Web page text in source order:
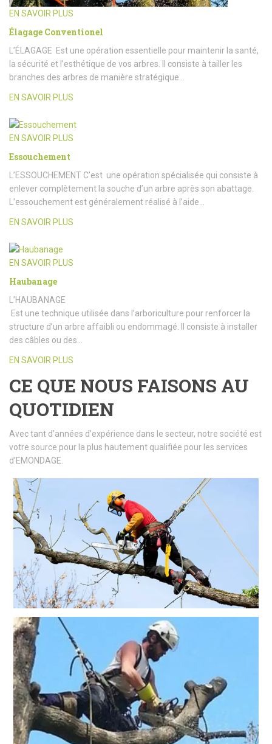
EN SAVOIR PLUS
Élagage Conventionel
L’ÉLAGAGE Est une opération essentielle pour maintenir la santé,
la sécurité et l’esthétique de vos arbres. Il consiste à tailler les
branches des arbres de manière stratégique…
EN SAVOIR PLUS
EN SAVOIR PLUS
Essouchement
L’ESSOUCHEMENT C’est une opération spécialisée qui consiste à
enlever complètement la souche d’un arbre après son abattage.
L’essouchement est généralement réalisé à l’aide…
EN SAVOIR PLUS
EN SAVOIR PLUS
Haubanage
L’HAUBANAGE
Est une technique utilisée dans l’arboriculture pour renforcer la
structure d’un arbre affaibli ou endommagé. Il consiste à installer
des câbles ou des…
EN SAVOIR PLUS
CE QUE NOUS FAISONS AU
QUOTIDIEN
Avec tant d’années d’expérience dans le secteur, notre société est
votre source pour la plus hautement qualifiée pour les services
d’EMONDAGE.